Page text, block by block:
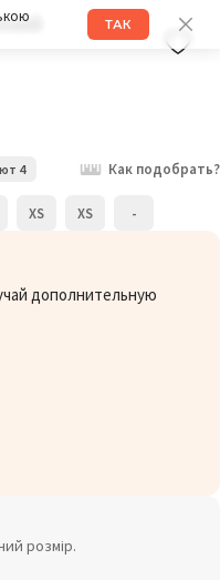
ТАК
4 Как подобрать?
XS XS -
дополнительную
розмір.